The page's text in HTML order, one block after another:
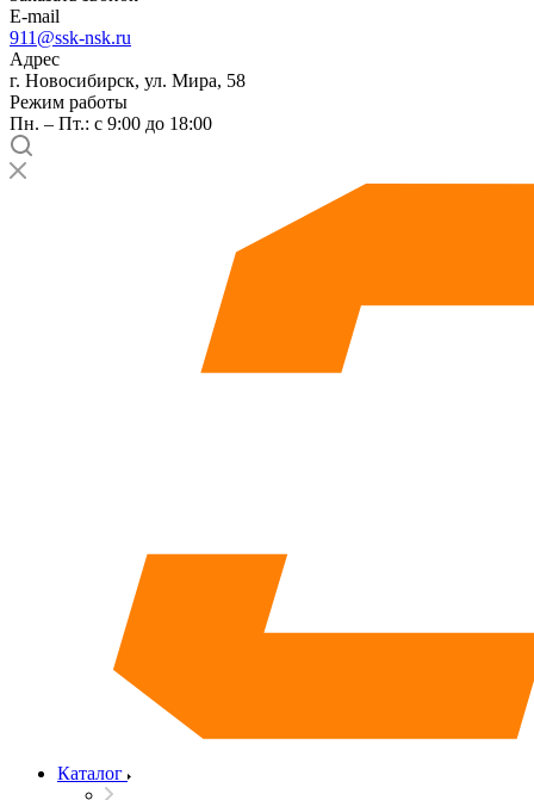
E-mail
911@ssk-nsk.ru
Адрес
г. Новосибирск, ул. Мира, 58
Режим работы
Пн. – Пт.: с 9:00 до 18:00
Каталог